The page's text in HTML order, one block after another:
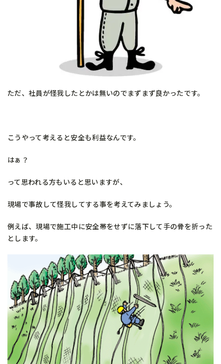
ただ、社員が怪我したとかは無いのでまずまず良かったです。
こうやって考えると安全も利益なんです。
はぁ？
って思われる方もいると思いますが、
現場で事故して怪我してする事を考えてみましょう。
例えば、現場で施工中に安全帯をせずに落下して手の骨を折った
とします。